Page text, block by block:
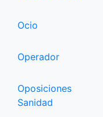
Ocio
Operador
Oposiciones
Sanidad